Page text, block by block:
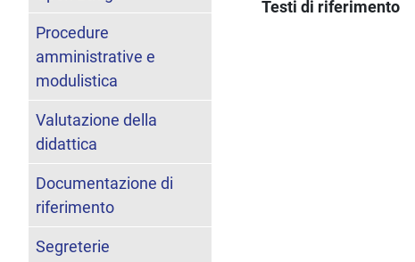
Testi di riferimento
Procedure
amministrative e
modulistica
Valutazione della
didattica
Documentazione di
riferimento
Segreterie